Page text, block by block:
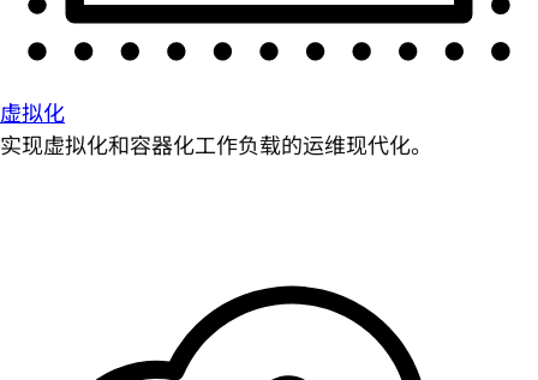
虚拟化
实现虚拟化和容器化工作负载的运维现代化。